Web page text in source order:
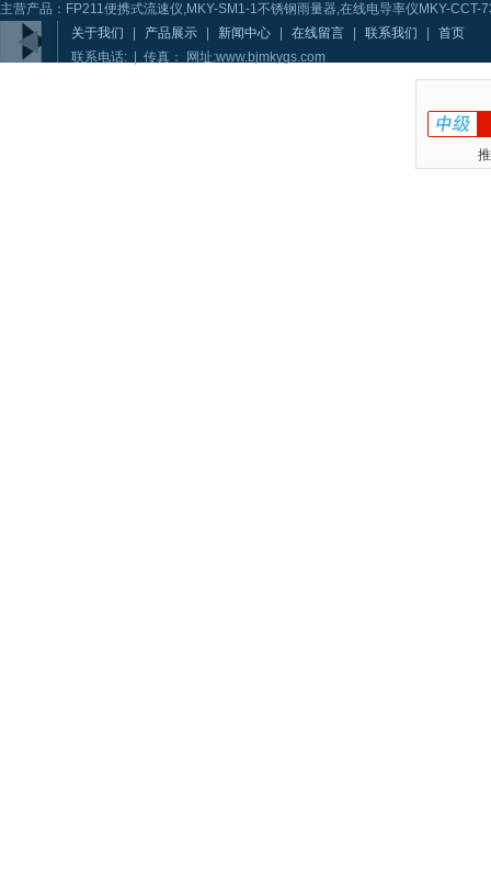
主营产品：FP211便携式流速仪,MKY-SM1-1不锈钢雨量器,在线电导率仪MKY-CCT-
关于我们
产品展示 新闻中心 在线留言 联系我们
首页
联系电话: | 传真： 网址:www.bjmkygs.com